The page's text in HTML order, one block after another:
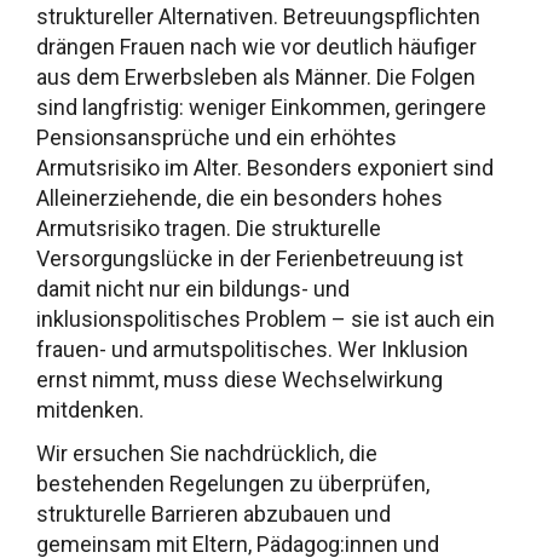
struktureller Alternativen. Betreuungspflichten
drängen Frauen nach wie vor deutlich häufiger
aus dem Erwerbsleben als Männer. Die Folgen
sind langfristig: weniger Einkommen, geringere
Pensionsansprüche und ein erhöhtes
Armutsrisiko im Alter. Besonders exponiert sind
Alleinerziehende, die ein besonders hohes
Armutsrisiko tragen. Die strukturelle
Versorgungslücke in der Ferienbetreuung ist
damit nicht nur ein bildungs- und
inklusionspolitisches Problem – sie ist auch ein
frauen- und armutspolitisches. Wer Inklusion
ernst nimmt, muss diese Wechselwirkung
mitdenken.
Wir ersuchen Sie nachdrücklich, die
bestehenden Regelungen zu überprüfen,
strukturelle Barrieren abzubauen und
gemeinsam mit Eltern, Pädagog:innen und